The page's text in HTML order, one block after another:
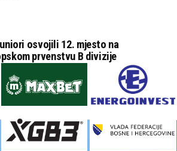
osvojili 12. mjesto na
prvenstvu B divizije